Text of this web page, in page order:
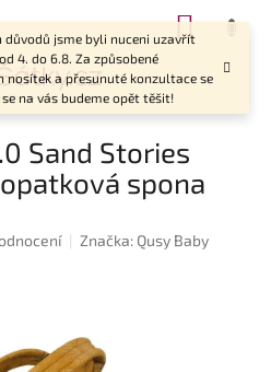
důvodů jsme byli nuceni uzavřít
4. do 6.8. Za způsobené
nosítek a přesunuté konzultace se
na vás budeme opět těšit!
Sand Stories
spona
Značka: Qusy Baby